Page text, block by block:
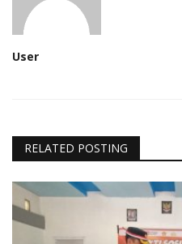
User
RELATED POSTING